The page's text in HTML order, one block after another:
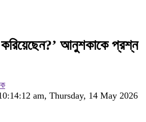
করিয়েছেন?’ আনুশকাকে প্রশ্ন
am, Thursday, 14 May 2026